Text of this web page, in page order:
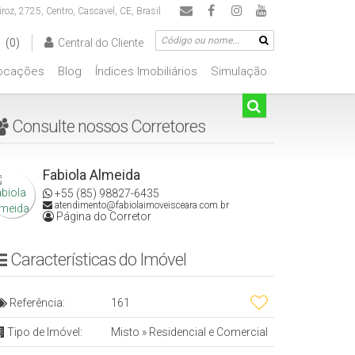
, 2725, Centro, Cascavel , CE, Brasil
Central do Cliente
(0)
Simulação
Índices Imobiliários
Blog
Consulte nossos Corretores
Fabiola Almeida
+55 (85) 98827-6435
atendimento@fabiolaimoveisceara.com.br
Página do Corretor
Características do Imóvel
Referência: 161
Tipo de Imóvel: Misto » Residencial e Comercial